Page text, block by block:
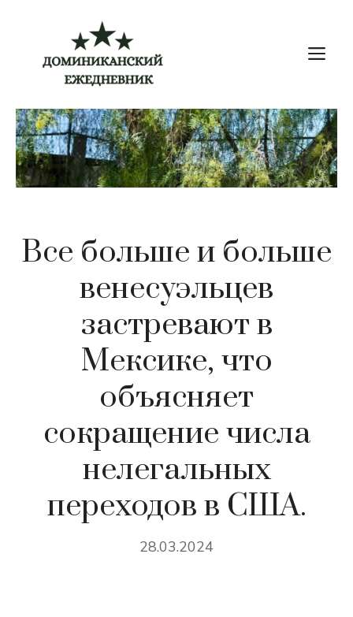
содержимому
Все больше и больше
венесуэльцев
застревают в
Мексике, что
объясняет
сокращение числа
нелегальных
переходов в США.
28.03.2024